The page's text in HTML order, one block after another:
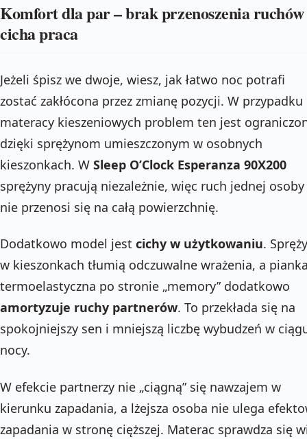
Komfort dla par – brak przenoszenia
cicha praca
Jeżeli śpisz we dwoje, wiesz, jak łatwo noc potrafi
zostać zakłócona przez zmianę pozycji. W przypadku
materacy kieszeniowych problem ten jest
dzięki sprężynom umieszczonym w osobnych
kieszonkach. W Sleep O’Clock Esperanza 90X200
sprężyny pracują niezależnie, więc ruch jednej osoby
nie przenosi się na całą powierzchnię.
Dodatkowo model jest cichy w użytkowaniu.
w kieszonkach tłumią odczuwalne wrażenia, a
termoelastyczna po stronie „memory” dodatkowo
amortyzuje ruchy partnerów. To przekłada się na
spokojniejszy sen i mniejszą liczbę wybudzeń w
nocy.
W efekcie partnerzy nie „ciągną” się nawzajem w
kierunku zapadania, a lżejsza osoba nie ulega
zapadania w stronę cięższej. Materac sprawdza się